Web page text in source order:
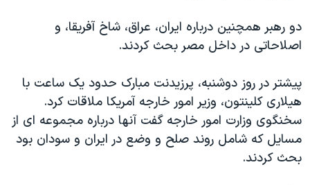
نرگس محمدی برنده جایزه نوبل صلح
صفحه‌های ویژه
سفر پرزیدنت ترامپ به چین
دو رهبر همچنین درباره ایران، عراق، شاخ آفریقا، و
اصلاحاتی در داخل مصر بحث کردند.
پیشتر در روز دوشنبه، پرزیدنت مبارک حدود یک ساعت با
هیلاری کلینتون، وزیر امور خارجه آمریکا ملاقات کرد.
سخنگوی وزارت امور خارجه گفت آنها درباره مجموعه ای از
مسایل که شامل روند صلح و وضع در ایران و سودان بود
بحث کردند.